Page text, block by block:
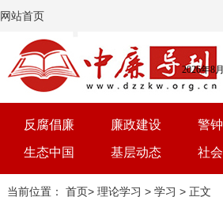
网站首页
2026年8
反腐倡廉 廉政建设 警
生态中国 基层动态 社
党建 文选 三农 艺术
当前位置： 首页> 理论学习 > 学习 > 正文